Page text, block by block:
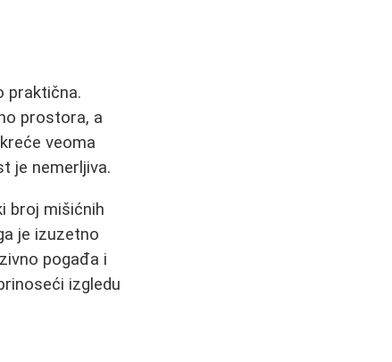
praktična.
prostora, a
veoma
je nemerljiva.
broj mišićnih
je izuzetno
pogađa i
izgledu